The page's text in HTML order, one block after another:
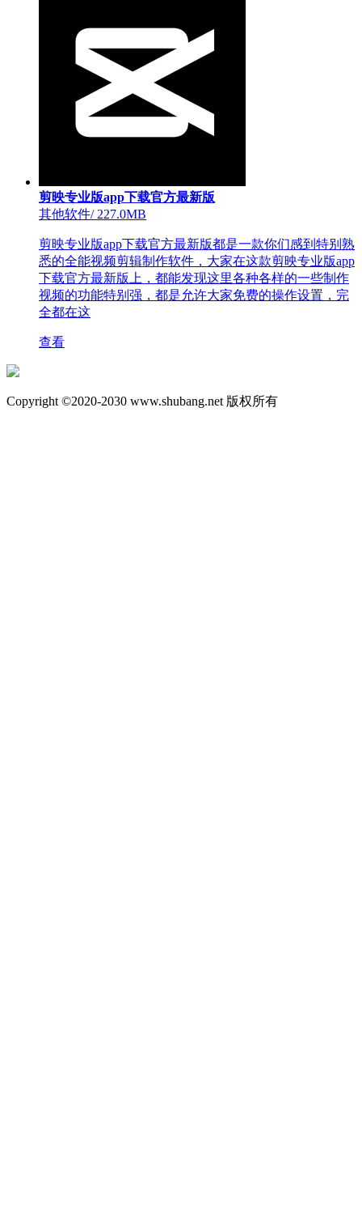
剪映专业版app下载官方最新版
其他软件/227.0MB
剪映专业版app下载官方最新版都是一款你们感到特别熟
悉的全能视频剪辑制作软件，大家在这款剪映专业版app
下载官方最新版上，都能发现这里各种各样的一些制作
视频的功能特别强，都是允许大家免费的操作设置，完
全都在这
查看
Copyright ©2020-2030 www.shubang.net 版权所有